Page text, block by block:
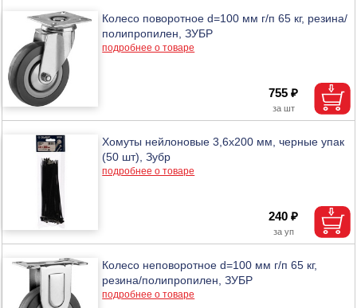
Колесо поворотное d=100 мм г/п 65 кг, резина/
полипропилен, ЗУБР
подробнее о товаре
755 ₽
Хомуты нейлоновые 3,6х200 мм, черные упак
(50 шт), Зубр
подробнее о товаре
240 ₽
Колесо неповоротное d=100 мм г/п 65 кг,
резина/полипропилен, ЗУБР
подробнее о товаре